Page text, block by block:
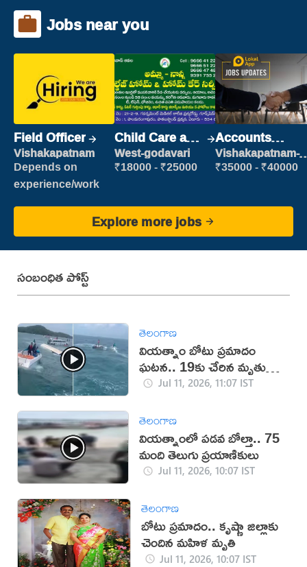
Jobs near you
Field Officer
Vishakapatnam
Depends on
experience/work
Child Care and
Patient care
West-godavari
₹18000 - ₹25000
Accounts
Clerk
Vishakapatnam-
new
₹35000 - ₹40000
Explore more jobs
సంబంధిత పోస్ట్
తెలంగాణ
వియత్నాం బోటు ప్రమాదం
ఘటన.. 19కు చేరిన మృతుల
సంఖ్యJul 11, 2026, 11:07 IST
తెలంగాణ
వియత్నాంలో పడవ బోల్తా.. 75
మంది తెలుగు ప్రయాణికులు
Jul 11, 2026, 10:07 IST
తెలంగాణ
బోటు ప్రమాదం.. కృష్ణా జిల్లాకు
చెందిన మహిళ మృతి
Jul 11, 2026, 10:07 IST